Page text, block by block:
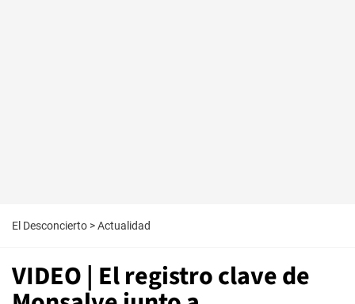
El Desconcierto >Actualidad
VIDEO | El registro clave de